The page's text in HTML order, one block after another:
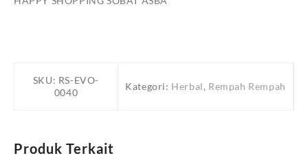
SKU: RS-EVO-
0040
Kategori: Herbal, Rempah Rempah
Produk Terkait